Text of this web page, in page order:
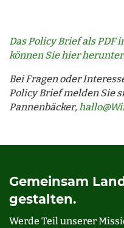
Das Policy Brief als PDF
können Sie hier
Bei Fragen oder
Policy Brief melden Sie
Pannenbäcker,
Gemeinsam
gestalten.
Werde Teil unserer